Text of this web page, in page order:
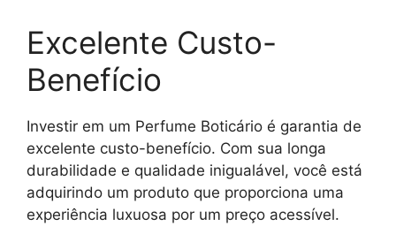
Excelente Custo-
Benefício
Investir em um Perfume Boticário é garantia de
excelente custo-benefício. Com sua longa
durabilidade e qualidade inigualável, você está
adquirindo um produto que proporciona uma
experiência luxuosa por um preço acessível.